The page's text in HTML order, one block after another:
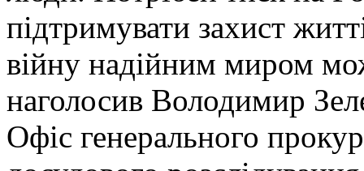
підтримувати захист
війну надійним миром
наголосив Володимир
Офіс генерального